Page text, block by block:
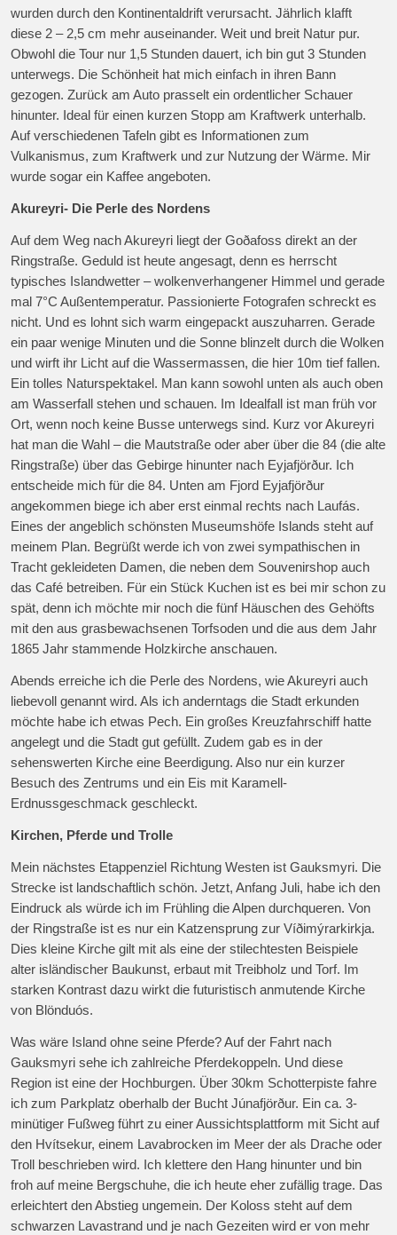
wurden durch den Kontinentaldrift verursacht. Jährlich klafft
diese 2 – 2,5 cm mehr auseinander. Weit und breit Natur pur.
Obwohl die Tour nur 1,5 Stunden dauert, ich bin gut 3 Stunden
unterwegs. Die Schönheit hat mich einfach in ihren Bann
gezogen. Zurück am Auto prasselt ein ordentlicher Schauer
hinunter. Ideal für einen kurzen Stopp am Kraftwerk unterhalb.
Auf verschiedenen Tafeln gibt es Informationen zum
Vulkanismus, zum Kraftwerk und zur Nutzung der Wärme. Mir
wurde sogar ein Kaffee angeboten.
Akureyri- Die Perle des Nordens
Auf dem Weg nach Akureyri liegt der Goðafoss direkt an der
Ringstraße. Geduld ist heute angesagt, denn es herrscht
typisches Islandwetter – wolkenverhangener Himmel und gerade
mal 7°C Außentemperatur. Passionierte Fotografen schreckt es
nicht. Und es lohnt sich warm eingepackt auszuharren. Gerade
ein paar wenige Minuten und die Sonne blinzelt durch die Wolken
und wirft ihr Licht auf die Wassermassen, die hier 10m tief fallen.
Ein tolles Naturspektakel. Man kann sowohl unten als auch oben
am Wasserfall stehen und schauen. Im Idealfall ist man früh vor
Ort, wenn noch keine Busse unterwegs sind. Kurz vor Akureyri
hat man die Wahl – die Mautstraße oder aber über die 84 (die alte
Ringstraße) über das Gebirge hinunter nach Eyjafjörður. Ich
entscheide mich für die 84. Unten am Fjord Eyjafjörður
angekommen biege ich aber erst einmal rechts nach Laufás.
Eines der angeblich schönsten Museumshöfe Islands steht auf
meinem Plan. Begrüßt werde ich von zwei sympathischen in
Tracht gekleideten Damen, die neben dem Souvenirshop auch
das Café betreiben. Für ein Stück Kuchen ist es bei mir schon zu
spät, denn ich möchte mir noch die fünf Häuschen des Gehöfts
mit den aus grasbewachsenen Torfsoden und die aus dem Jahr
1865 Jahr stammende Holzkirche anschauen.
Abends erreiche ich die Perle des Nordens, wie Akureyri auch
liebevoll genannt wird. Als ich anderntags die Stadt erkunden
möchte habe ich etwas Pech. Ein großes Kreuzfahrschiff hatte
angelegt und die Stadt gut gefüllt. Zudem gab es in der
sehenswerten Kirche eine Beerdigung. Also nur ein kurzer
Besuch des Zentrums und ein Eis mit Karamell-
Erdnussgeschmack geschleckt.
Kirchen, Pferde und Trolle
Mein nächstes Etappenziel Richtung Westen ist Gauksmyri. Die
Strecke ist landschaftlich schön. Jetzt, Anfang Juli, habe ich den
Eindruck als würde ich im Frühling die Alpen durchqueren. Von
der Ringstraße ist es nur ein Katzensprung zur Víðimýrarkirkja.
Dies kleine Kirche gilt mit als eine der stilechtesten Beispiele
alter isländischer Baukunst, erbaut mit Treibholz und Torf. Im
starken Kontrast dazu wirkt die futuristisch anmutende Kirche
von Blönduós.
Was wäre Island ohne seine Pferde? Auf der Fahrt nach
Gauksmyri sehe ich zahlreiche Pferdekoppeln. Und diese
Region ist eine der Hochburgen. Über 30km Schotterpiste fahre
ich zum Parkplatz oberhalb der Bucht Júnafjörður. Ein ca. 3-
minütiger Fußweg führt zu einer Aussichtsplattform mit Sicht auf
den Hvítsekur, einem Lavabrocken im Meer der als Drache oder
Troll beschrieben wird. Ich klettere den Hang hinunter und bin
froh auf meine Bergschuhe, die ich heute eher zufällig trage. Das
erleichtert den Abstieg ungemein. Der Koloss steht auf dem
schwarzen Lavastrand und je nach Gezeiten wird er von mehr